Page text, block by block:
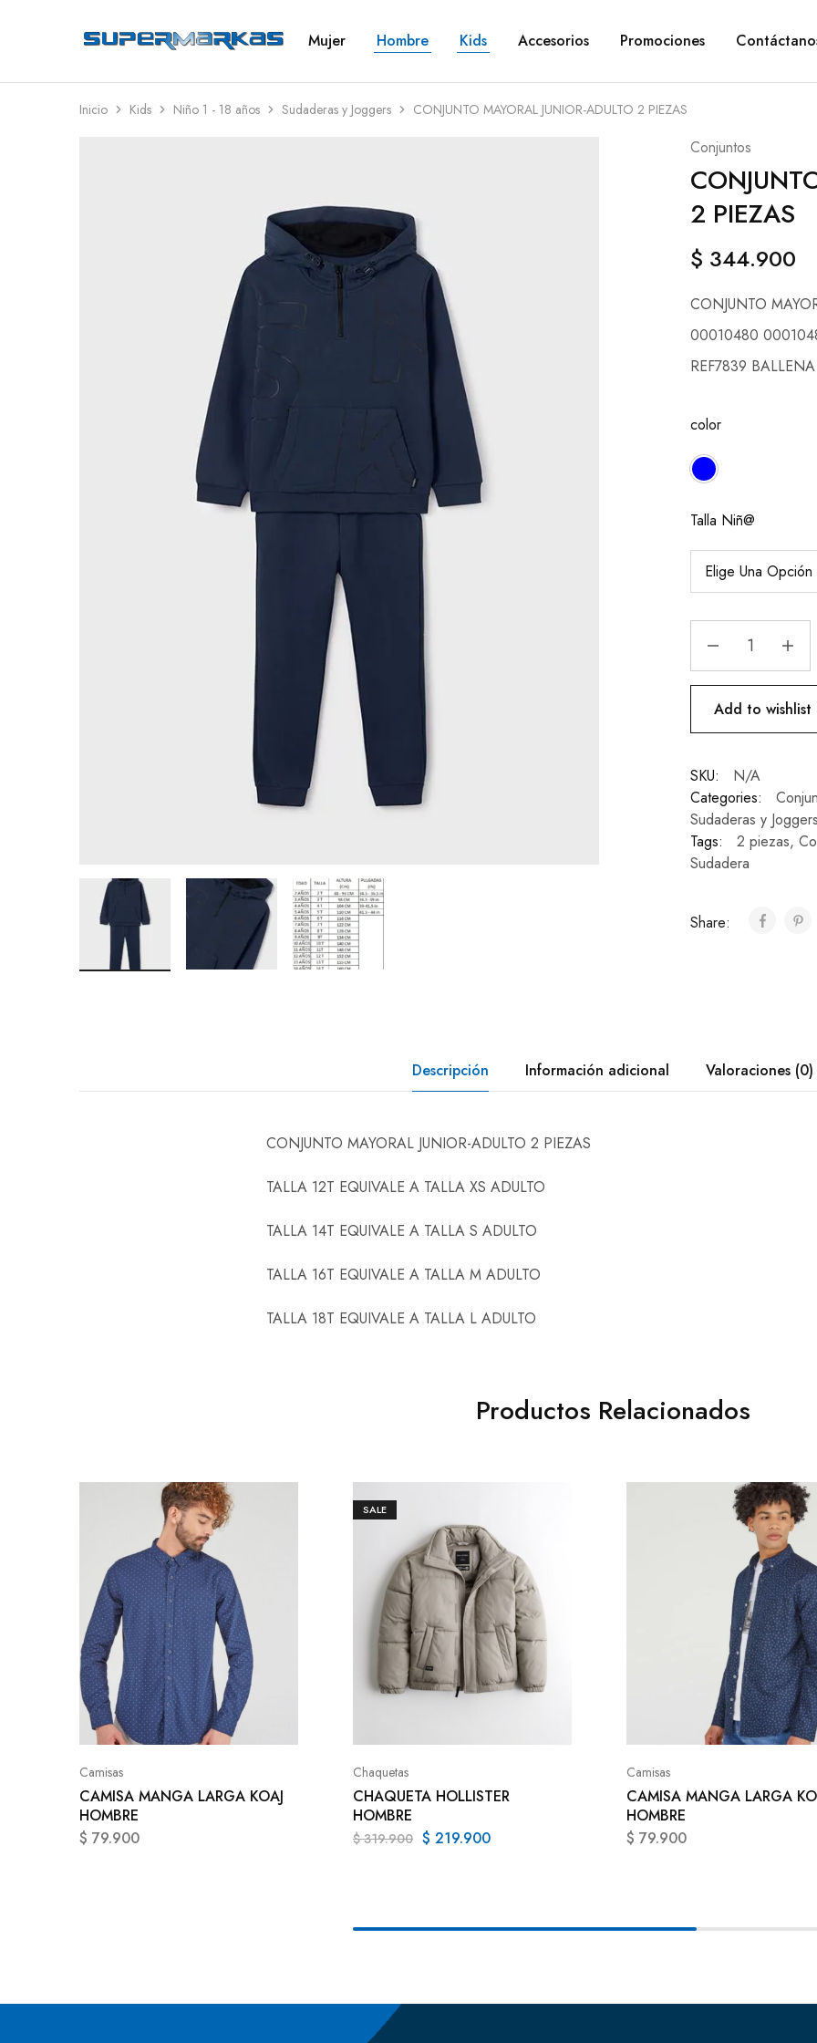
SuperMarkas
Ropa
Envío
gratis*
Mujer Hombre Kids Accesorios Promociones
Inicio Kids Niño 1 - 18 años Sudaderas y Joggers CONJUNTO MAYORAL JUNIOR-ADULTO 2 PIEZAS
Conjuntos
2 PIEZAS
$ 344.900
CONJUNTO
00010480
REF7839 BALLENA
color
Talla Niñ@
Add to wishlist
SKU:
N/A
Categories:
Sudaderas y
Tags:
2 piezas,
Sudadera
Share:
Descripción Información adicional Valoraciones (0)
CONJUNTO MAYORAL JUNIOR-ADULTO 2 PIEZAS
TALLA 12T EQUIVALE A TALLA XS ADULTO
TALLA 14T EQUIVALE A TALLA S ADULTO
TALLA 16T EQUIVALE A TALLA M ADULTO
TALLA 18T EQUIVALE A TALLA L ADULTO
Productos Relacionados
Camisas
CAMISA MANGA LARGA KOAJ
HOMBRE
$ 79.900
SALE
Chaquetas
CHAQUETA HOLLISTER
HOMBRE
$319.900 $ 219.900
Camisas
CAMISA MANGA LARGA
HOMBRE
$ 79.900